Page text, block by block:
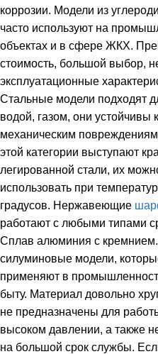
коррозии. Модели из
часто используют на
объектах и в сфере ЖКХ.
стоимость, большой выбор,
эксплуатационные
Стальные модели подходят
водой, газом, они устойчивы к
механическим
этой категории выступают
легированной стали, их
использовать при
градусов. Нержавеющие
работают с любыми типами
Сплав алюминия с
силуминовые модели,
применяют в
быту. Материал довольно
не предназначены для
высоком давлении, а также
на большой срок службы.